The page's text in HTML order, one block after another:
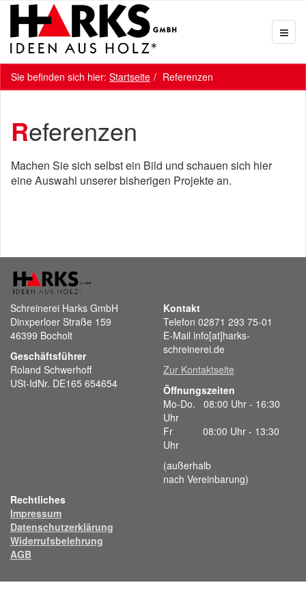
Sie befinden sich hier: Startseite Referenzen
Referenzen
Machen Sie sich selbst ein Bild und schauen sich hier
eine Auswahl unserer bisherigen Projekte an.
Schreinerei Harks GmbH
Dinxperloer Straße 159
46399 Bocholt
Geschäftsführer
Roland Schwerhoff
USt-IdNr. DE165 654654
Kontakt
Telefon 02871 293 75-01
E-Mail info[at]harks-
schreinerei.de
Zur Kontaktseite
Öffnungszeiten
Mo-Do. 08:00 Uhr - 16:30
Uhr
Fr 08:00 Uhr - 13:30
Uhr
(außerhalb
nach Vereinbarung)
Rechtliches
Impressum
Datenschutzerklärung
Widerrufsbelehrung
AGB